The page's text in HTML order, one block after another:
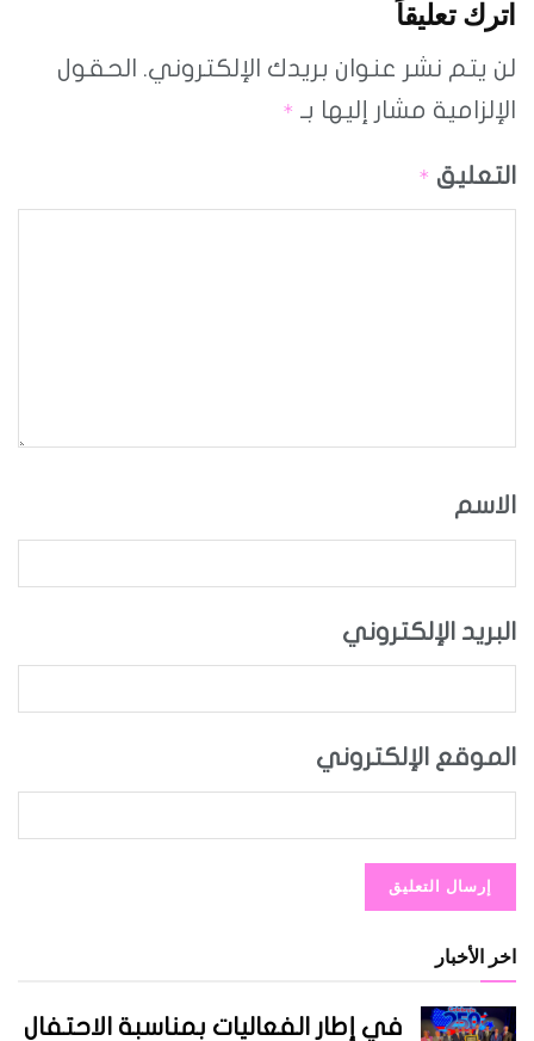
اترك تعليقاً
لن يتم نشر عنوان بريدك الإلكتروني. الحقول
الإلزامية مشار إليها بـ *
التعليق *
الاسم
البريد الإلكتروني
الموقع الإلكتروني
اخر الأخبار
في إطار الفعاليات بمناسبة الاحتفال